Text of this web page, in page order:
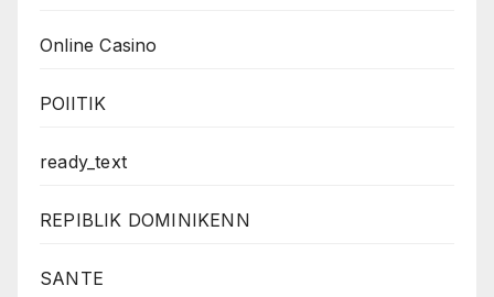
Online Casino
POlITIK
ready_text
REPIBLIK DOMINIKENN
SANTE